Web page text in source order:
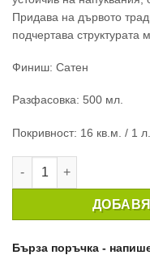
Придава на дървото
подчертава структурата
Финиш: Сатен
Разфасовка: 500 мл.
Покривност: 16 кв.м. / 1 л.
количество за ЯХТЕН
Бърза поръчка -